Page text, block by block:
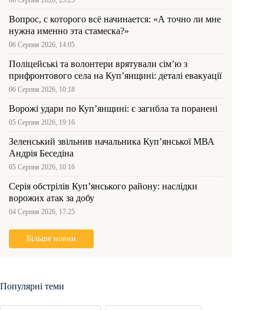
Вопрос, с которого всё начинается: «А точно ли мне
нужна именно эта стамеска?»
06 Серпня 2026, 14:05
Поліцейські та волонтери врятували сім’ю з
прифронтового села на Куп’янщині: деталі евакуації
06 Серпня 2026, 10:18
Ворожі удари по Куп’янщині: є загибла та поранені
05 Серпня 2026, 19:16
Зеленський звільнив начальника Купʼянської МВА
Андрія Беседіна
05 Серпня 2026, 10:16
Серія обстрілів Куп’янського району: наслідки
ворожих атак за добу
04 Серпня 2026, 17:25
Більше новин
Популярні теми